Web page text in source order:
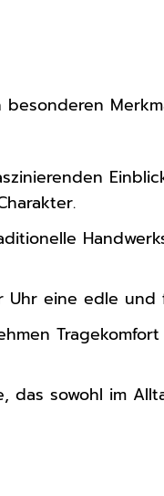
besonderen
Uhr eine edle und
das sowohl im